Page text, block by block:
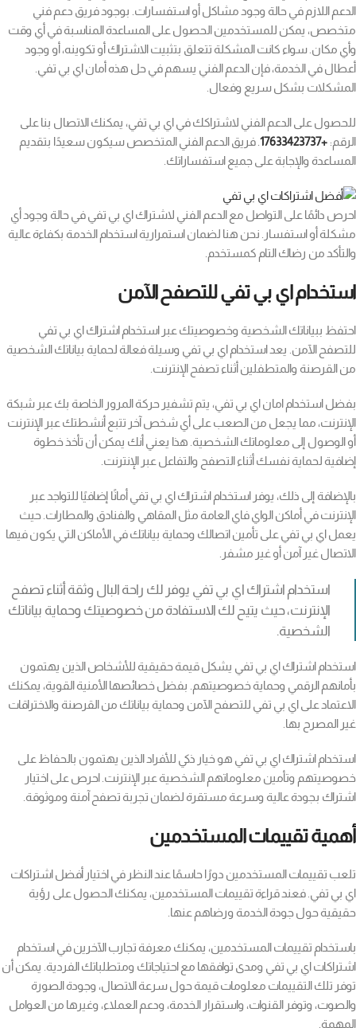
الدعم اللازم في حالة وجود مشاكل أو استفسارات. بوجود فريق دعم فني
متخصص، يمكن للمستخدمين الحصول على المساعدة المناسبة في أي وقت
وأي مكان. سواء كانت المشكلة تتعلق بتثبيت الاشتراك أو تكوينه، أو وجود
أعطال في الخدمة، فإن الدعم الفني يسهم في حل هذه أمان اي بي تفي.
المشكلات بشكل سريع وفعال.
للحصول على الدعم الفني لاشتراكك في اي بي تفي، يمكنك الاتصال بنا على
الرقم: +17633423737
. فريق الدعم الفني المتخصص سيكون سعيدًا بتقديم
المساعدة والإجابة على جميع استفساراتك.
احرص دائمًا على التواصل مع الدعم الفني لاشتراك اي بي تفي في حالة وجود أي
مشكلة أو استفسار. نحن هنا لضمان استمرارية استخدام الخدمة بكفاءة عالية
والتأكد من رضاك التام كمستخدم.
استخدام اي بي تفي للتصفح الآمن
احتفظ ببياناتك الشخصية وخصوصيتك عبر استخدام اشتراك اي بي تفي
للتصفح الآمن. يعد استخدام اي بي تفي وسيلة فعالة لحماية بياناتك الشخصية
من القرصنة والمتطفلين أثناء تصفح الإنترنت.
بفضل استخدام امان اي بي تفي، يتم تشفير حركة المرور الخاصة بك عبر شبكة
الإنترنت، مما يجعل من الصعب على أي شخص آخر تتبع أنشطتك عبر الإنترنت
أو الوصول إلى معلوماتك الشخصية. هذا يعني أنك يمكن أن تأخذ خطوة
إضافية لحماية نفسك أثناء التصفح والتفاعل عبر الإنترنت.
بالإضافة إلى ذلك، يوفر استخدام اشتراك اي بي تفي أمانًا إضافيًا للتواجد عبر
الإنترنت في أماكن الواي فاي العامة مثل المقاهي والفنادق والمطارات. حيث
يعمل اي بي تفي على تأمين اتصالك وحماية بياناتك في الأماكن التي يكون فيها
الاتصال غير آمن أو غير مشفر.
استخدام اشتراك اي بي تفي يوفر لك راحة البال وثقة أثناء تصفح
الإنترنت، حيث يتيح لك الاستفادة من خصوصيتك وحماية بياناتك
الشخصية.
استخدام اشتراك اي بي تفي يشكل قيمة حقيقية للأشخاص الذين يهتمون
بأمانهم الرقمي وحماية خصوصيتهم. بفضل خصائصها الأمنية القوية، يمكنك
الاعتماد على اي بي تفي للتصفح الآمن وحماية بياناتك من القرصنة والاختراقات
غير المصرح بها.
استخدام اشتراك اي بي تفي هو خيار ذكي للأفراد الذين يهتمون بالحفاظ على
خصوصيتهم وتأمين معلوماتهم الشخصية عبر الإنترنت. احرص على اختيار
اشتراك بجودة عالية وسرعة مستقرة لضمان تجربة تصفح آمنة وموثوقة.
أهمية تقييمات المستخدمين
تلعب تقييمات المستخدمين دورًا حاسمًا عند النظر في اختيار أفضل اشتراكات
اي بي تفي. فعند قراءة تقييمات المستخدمين، يمكنك الحصول على رؤية
حقيقية حول جودة الخدمة ورضاهم عنها.
باستخدام تقييمات المستخدمين، يمكنك معرفة تجارب الآخرين في استخدام
اشتراكات اي بي تفي ومدى توافقها مع احتياجاتك ومتطلباتك الفردية. يمكن أن
توفر تلك التقييمات معلومات قيمة حول سرعة الاتصال، وجودة الصورة
والصوت، وتوفر القنوات، واستقرار الخدمة، ودعم العملاء، وغيرها من العوامل
المهمة.